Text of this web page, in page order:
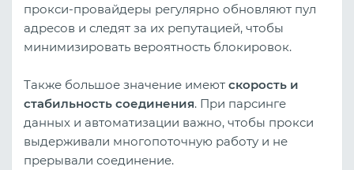
прокси-провайдеры регулярно обновляют пул
адресов и следят за их репутацией, чтобы
минимизировать вероятность блокировок.
Также большое значение имеют скорость и
стабильность соединения. При парсинге
данных и автоматизации важно, чтобы прокси
выдерживали многопоточную работу и не
прерывали соединение.